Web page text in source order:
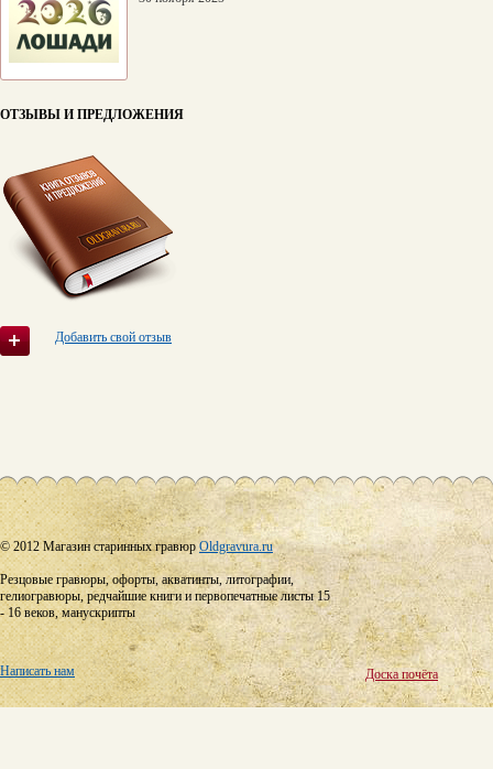
ОТЗЫВЫ И ПРЕДЛОЖЕНИЯ
Добавить свой отзыв
© 2012 Магазин старинных гравюрOldgravura.ru
Резцовые гравюры, офорты, акватинты, литографии,
гелиогравюры, редчайшие книги и первопечатные листы 15
- 16 веков, манускрипты
Написать нам Доска почёта